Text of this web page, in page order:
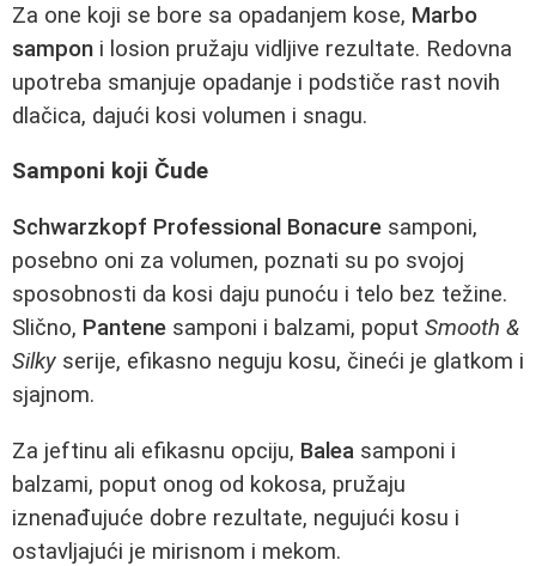
Za one koji se bore sa opadanjem kose, Marbo
sampon i losion pružaju vidljive rezultate. Redovna
upotreba smanjuje opadanje i podstiče rast novih
dlačica, dajući kosi volumen i snagu.
Samponi koji Čude
Schwarzkopf Professional Bonacure samponi,
posebno oni za volumen, poznati su po svojoj
sposobnosti da kosi daju punoću i telo bez težine.
Slično, Pantene samponi i balzami, poput Smooth &
Silky serije, efikasno neguju kosu, čineći je glatkom i
sjajnom.
Za jeftinu ali efikasnu opciju, Balea samponi i
balzami, poput onog od kokosa, pružaju
iznenađujuće dobre rezultate, negujući kosu i
ostavljajući je mirisnom i mekom.